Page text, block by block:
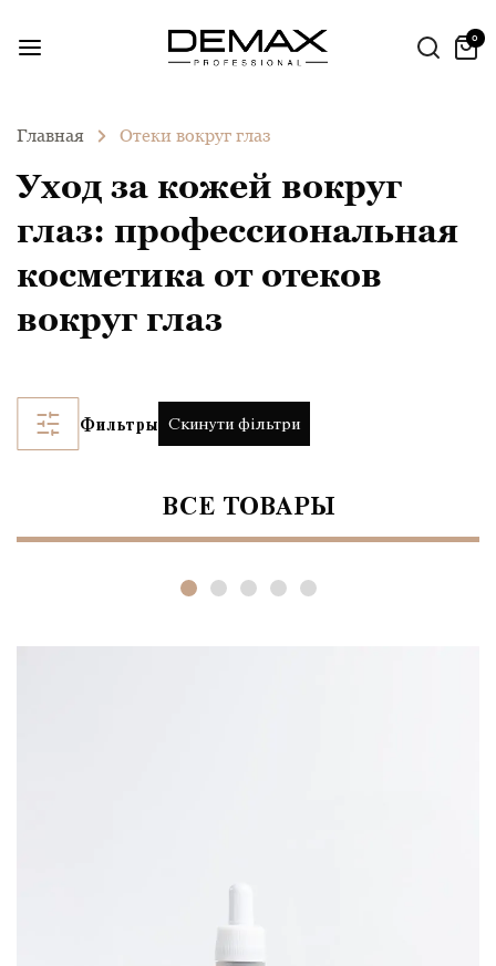
0
Главная Отеки вокруг глаз
Уход за кожей вокруг
глаз: профессиональная
косметика от отеков
вокруг глаз
Фильтры Скинути фільтри
ВСЕ ТОВАРЫ